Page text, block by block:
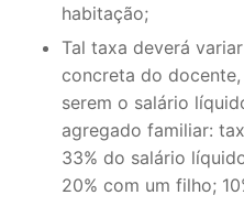
habitação;
Tal taxa deverá
concreta do
serem o salário
agregado familiar:
33% do salário
20% com um filho;